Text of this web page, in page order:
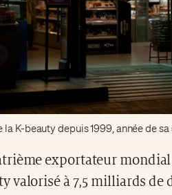
la K-beauty depuis 1999, année de
exportateur
valorisé à 7,5 milliards de